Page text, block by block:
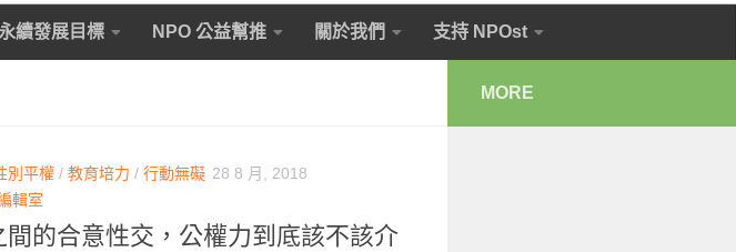
續發展目標 NPO 公益幫推 關於我們 支持 NPOst
別平權 / 教育培力 / 行動無礙 28 8 月, 2018
輯室
間的合意性交，公權力到底該不該介
MORE